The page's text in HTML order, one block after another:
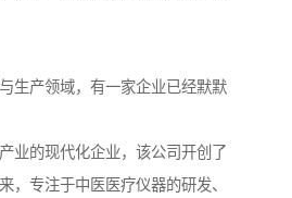
生产领域，有一家企业已经默默
业的现代化企业，该公司开创了
，专注于中医医疗仪器的研发、